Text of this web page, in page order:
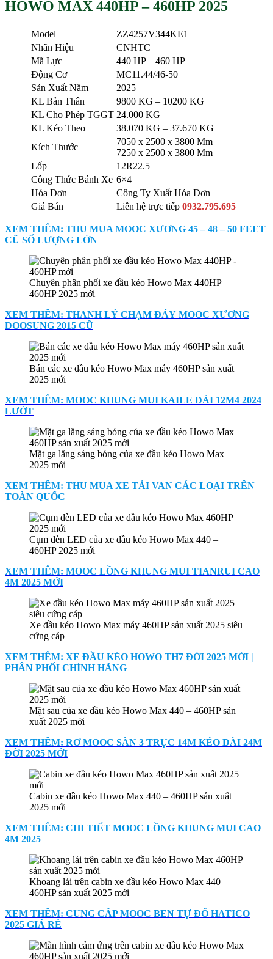
HOWO MAX 440HP – 460HP 2025
Model
ZZ4257V344KE1
Nhãn Hiệu
CNHTC
Mã Lực
440 HP – 460 HP
Động Cơ
MC11.44/46-50
Sản Xuất Năm
2025
KL Bản Thân
9800 KG – 10200 KG
KL Cho Phép TGGT 24.000 KG
KL Kéo Theo
38.070 KG – 37.670 KG
Kích Thước
7050 x 2500 x 3800 Mm
7250 x 2500 x 3800 Mm
Lốp
12R22.5
Công Thức Bánh Xe 6×4
Hóa Đơn
Công Ty Xuất Hóa Đơn
Giá Bán
Liên hệ trực tiếp 0932.795.695
XEM THÊM: THU MUA MOOC XƯƠNG 45 – 48 – 50 FEET
CŨ SỐ LƯỢNG LỚN
Chuyên phân phối xe đầu kéo Howo Max 440HP –
460HP 2025 mới
XEM THÊM: THANH LÝ CHẠM ĐÁY MOOC XƯƠNG
DOOSUNG 2015 CŨ
Bán các xe đầu kéo Howo Max máy 460HP sản xuất
2025 mới
XEM THÊM: MOOC KHUNG MUI KAILE DÀI 12M4 2024
LƯỚT
Mặt ga lăng sáng bóng của xe đầu kéo Howo Max
2025 mới
XEM THÊM: THU MUA XE TẢI VAN CÁC LOẠI TRÊN
TOÀN QUỐC
Cụm đèn LED của xe đầu kéo Howo Max 440 –
460HP 2025 mới
XEM THÊM: MOOC LỒNG KHUNG MUI TIANRUI CAO
4M 2025 MỚI
Xe đầu kéo Howo Max máy 460HP sản xuất 2025 siêu
cứng cáp
XEM THÊM: XE ĐẦU KÉO HOWO TH7 ĐỜI 2025 MỚI |
PHÂN PHỐI CHÍNH HÃNG
Mặt sau của xe đầu kéo Howo Max 440 – 460HP sản
xuất 2025 mới
XEM THÊM: RƠ MOOC SÀN 3 TRỤC 14M KÉO DÀI 24M
ĐỜI 2025 MỚI
Cabin xe đầu kéo Howo Max 440 – 460HP sản xuất
2025 mới
XEM THÊM: CHI TIẾT MOOC LỒNG KHUNG MUI CAO
4M 2025
Khoang lái trên cabin xe đầu kéo Howo Max 440 –
460HP sản xuất 2025 mới
XEM THÊM: CUNG CẤP MOOC BEN TỰ ĐỔ HATICO
2025 GIÁ RẺ